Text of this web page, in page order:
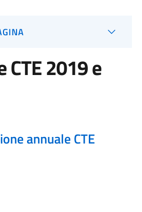
CTE 2019 e
annuale CTE